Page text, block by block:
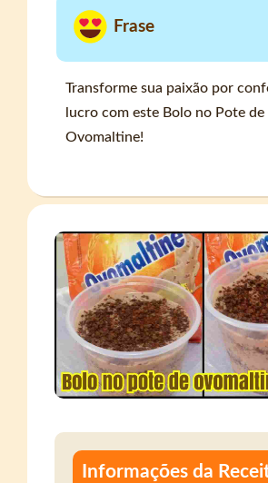
Frase
Transforme sua paixão por
lucro com este Bolo no Pote de
Ovomaltine!
Informações da